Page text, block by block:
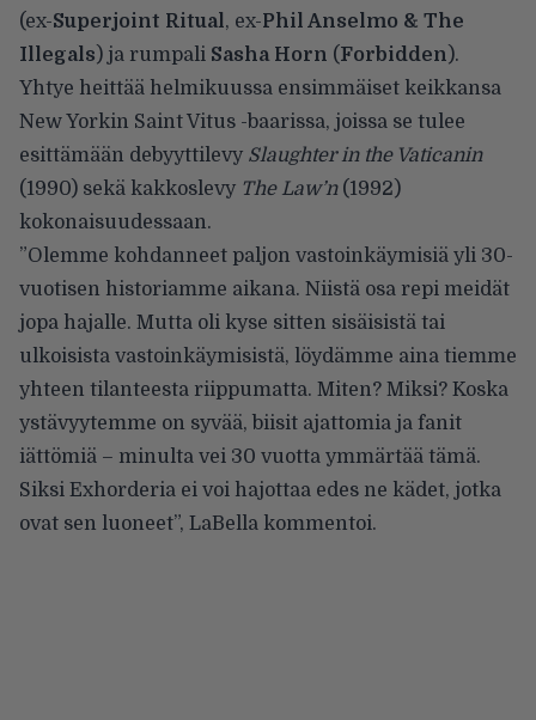
(ex-Superjoint Ritual, ex-Phil Anselmo & The
Illegals) ja rumpali Sasha Horn (Forbidden).
Yhtye heittää helmikuussa ensimmäiset keikkansa
New Yorkin Saint Vitus -baarissa, joissa se tulee
esittämään debyyttilevy Slaughter in the Vaticanin
(1990) sekä kakkoslevy The Law’n(1992)
kokonaisuudessaan.
”Olemme kohdanneet paljon vastoinkäymisiä yli 30-
vuotisen historiamme aikana. Niistä osa repi meidät
jopa hajalle. Mutta oli kyse sitten sisäisistä tai
ulkoisista vastoinkäymisistä, löydämme aina tiemme
yhteen tilanteesta riippumatta. Miten? Miksi? Koska
ystävyytemme on syvää, biisit ajattomia ja fanit
iättömiä – minulta vei 30 vuotta ymmärtää tämä.
Siksi Exhorderia ei voi hajottaa edes ne kädet, jotka
ovat sen luoneet”, LaBella kommentoi.